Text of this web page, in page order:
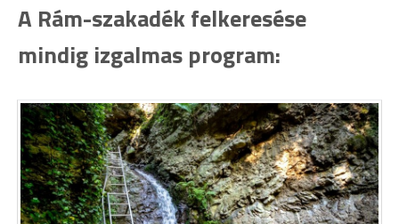
A Rám-szakadék felkeresése
mindig izgalmas program: